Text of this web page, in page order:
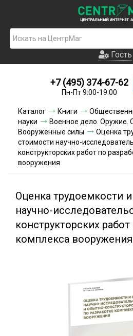
Гость
Новинки
Условия
Условия
Контакты
Гость
+7 (495) 374-67-62
Пн-Пт 9:00-19:00
Каталог Книги
науки
Военное дело. Оружие.
Вооруженные силы
Оценка
стоимости научно-
конструкторских работ по
вооружения
Оценка трудоемкости
научно-
конструкторских
комплекса вооружения